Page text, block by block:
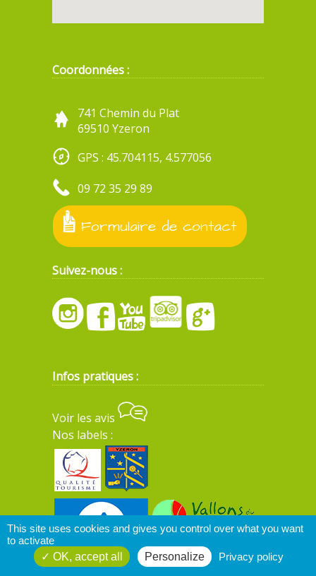
Coordonnées :
741 Chemin du Plat
69510 Yzeron
GPS : 45.704115, 4.577056
09 72 35 29 89
Formulaire de contact
Suivez-nous :
Infos pratiques :
Voir les avis
Nos labels :
This site uses cookies and gives you control over what you want
to activate
OK, accept all
Personalize Privacy policy